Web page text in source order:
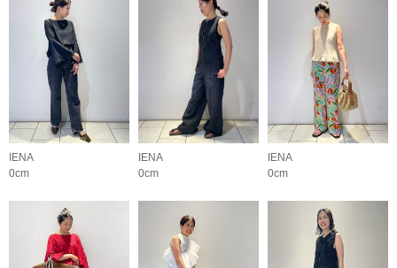
IENA
0cm
IENA
0cm
IENA
0cm